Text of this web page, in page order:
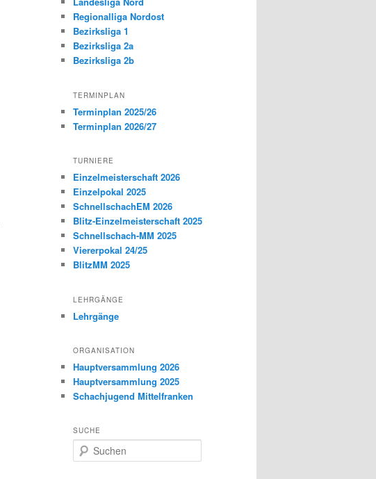
Regionalliga Nordost
Bezirksliga 1
Bezirksliga 2a
Bezirksliga 2b
TERMINPLAN
Terminplan 2025/26
Terminplan 2026/27
TURNIERE
Einzelmeisterschaft 2026
Einzelpokal 2025
SchnellschachEM 2026
Blitz-Einzelmeisterschaft 2025
Schnellschach-MM 2025
Viererpokal 24/25
BlitzMM 2025
LEHRGÄNGE
Lehrgänge
ORGANISATION
Hauptversammlung 2026
Hauptversammlung 2025
Schachjugend Mittelfranken
SUCHE
u